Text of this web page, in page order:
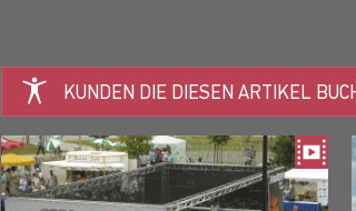
KUNDEN DIE DIESEN ARTIKEL